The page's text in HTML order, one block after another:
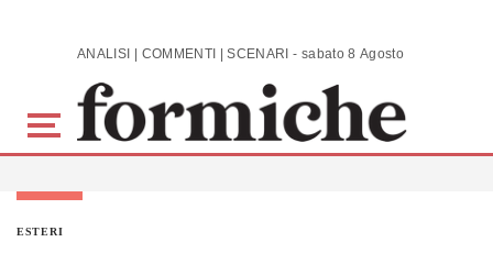
Skip to main content ANALISI | COMMENTI | SCENARI - sabato 8 Agosto 2026
ESTERI